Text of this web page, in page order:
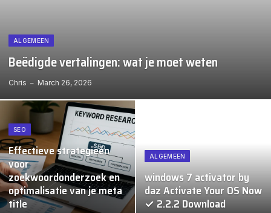
ALGEMEEN
Beëdigde vertalingen: wat je moet weten
Chris March 26, 2026
SEO
Effectieve strategieën
voor
zoekwoordonderzoek en
optimalisatie van je meta
title
ALGEMEEN
windows 7 activator by
daz Activate Your OS Now
✓ 2.2.2 Download